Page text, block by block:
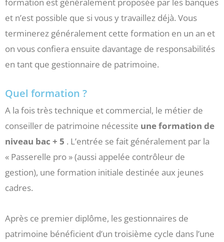
formation est généralement proposée par les banques
et n’est possible que si vous y travaillez déjà. Vous
terminerez généralement cette formation en un an et
on vous confiera ensuite davantage de responsabilités
en tant que gestionnaire de patrimoine.
Quel formation ?
A la fois très technique et commercial, le métier de
conseiller de patrimoine nécessite une formation de
niveau bac + 5 . L’entrée se fait généralement par la
« Passerelle pro » (aussi appelée contrôleur de
gestion), une formation initiale destinée aux jeunes
cadres.
Après ce premier diplôme, les gestionnaires de
patrimoine bénéficient d’un troisième cycle dans l’une